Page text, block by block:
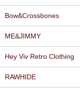
Bow&Crossbones
ME&JIMMY
Hey Viv Retro Clothing
RAWHIDE